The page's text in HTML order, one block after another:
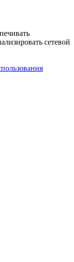
сетевой